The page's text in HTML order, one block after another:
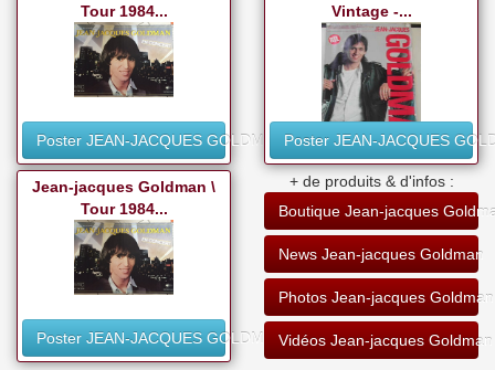
Tour 1984...
Poster JEAN-JACQUES GOLDMAN
Vintage -...
Poster JEAN-JACQUES
Jean-jacques Goldman \
Tour 1984...
Poster JEAN-JACQUES GOLDMAN
+ de produits & d'infos :
Boutique Jean-jacques
News Jean-jacques Goldman
Photos Jean-jacques Goldman
Vidéos Jean-jacques Goldman